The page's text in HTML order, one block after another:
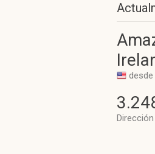
desde
Dirección